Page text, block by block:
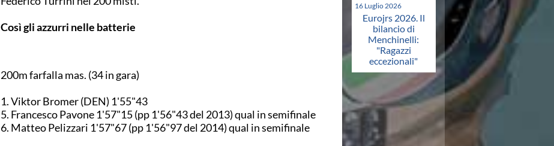
Così gli azzurri nelle batterie
200m farfalla mas. (34 in gara)
1. Viktor Bromer (DEN) 1'55"43
5. Francesco Pavone 1'57"15 (pp 1'56"43 del 2013) qual in semifinale
6. Matteo Pelizzari 1'57"67 (pp 1'56"97 del 2014) qual in semifinale
16 Luglio 2026
Eurojrs 2026. Il
bilancio di
Menchinelli:
"Ragazzi
eccezionali"